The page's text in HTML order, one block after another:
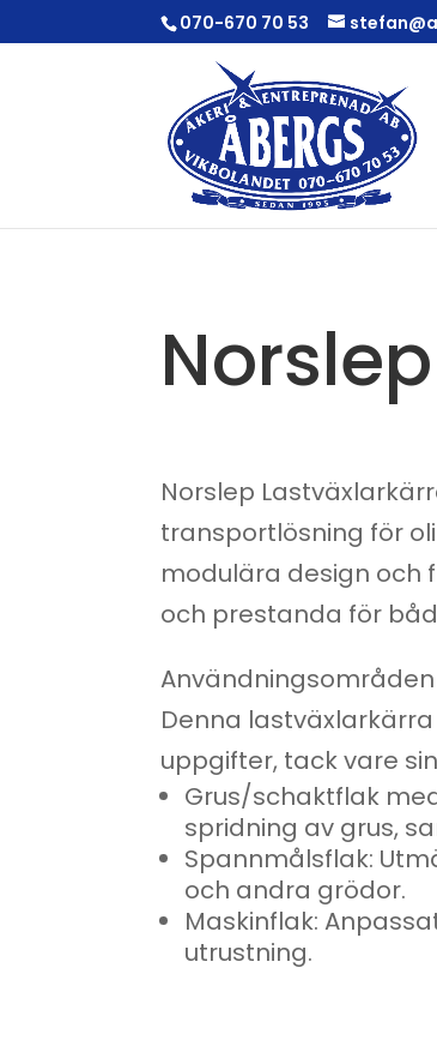
070-670 70 53
Norslep
transportlösning för
modulära design och
och prestanda för
Denna
uppgifter, tack vare
Grus/schaktflak
spridning av grus,
Spannmålsflak:
och andra grödor.
Maskinflak:
utrustning.